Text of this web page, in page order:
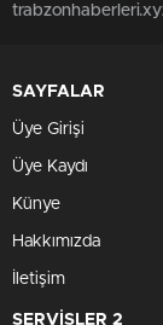
SAYFALAR
Üye Girişi
Üye Kaydı
Künye
Hakkımızda
İletişim
SERVİSLER 2